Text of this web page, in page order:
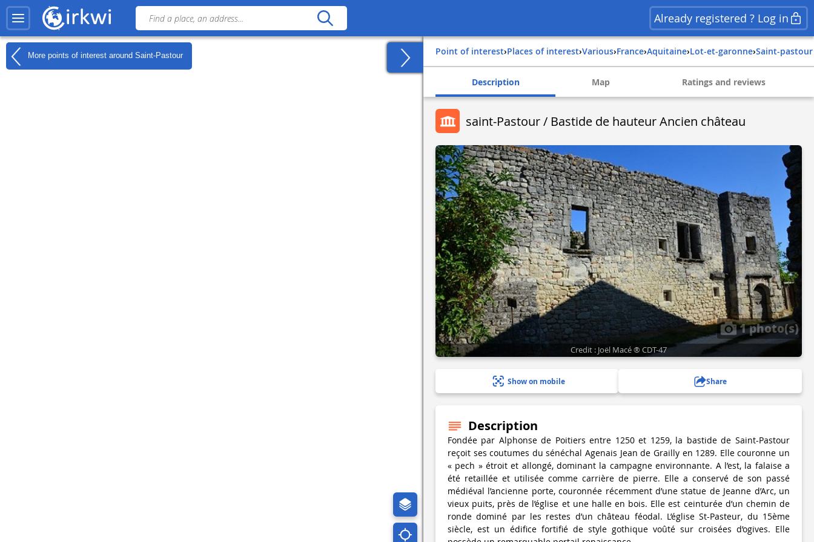
Already registered ? Log in
More points of interest around Saint-Pastour Point of interest› Places of interest› Various› france› aquitaine› lot-et-garonne› saint-pastour
Description Map Ratings and reviews
saint-Pastour / Bastide de hauteur Ancien château
1 photo(s)
Credit : Joël Macé ® CDT-47
Show on mobile Share
Description
Fondée par Alphonse de Poitiers entre 1250 et 1259, la bastide de Saint-Pastour
reçoit ses coutumes du sénéchal Agenais Jean de Grailly en 1289. Elle couronne un
« pech » étroit et allongé, dominant la campagne environnante. A l’est, la falaise a
été retaillée et utilisée comme carrière de pierre. Elle a conservé de son passé
médiéval l’ancienne porte, couronnée récemment d’une statue de Jeanne d’Arc, un
vieux puits, près de l’église et une halle en bois. Elle est ceinturée d’un chemin de
ronde dominé par les restes d’un château féodal. L’église St-Pasteur, du 15ème
siècle, est un édifice fortifié de style gothique voûté sur croisées d’ogives. Elle